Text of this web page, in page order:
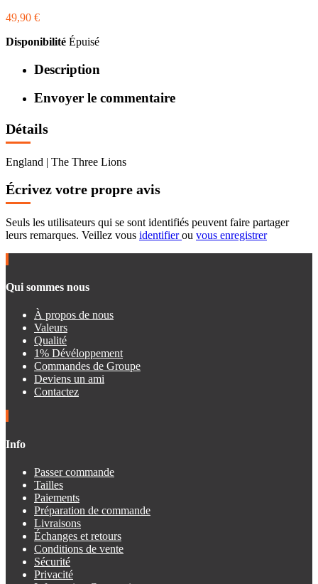
49,90 €
Disponibilité Épuisé
Description
Envoyer le commentaire
Détails
England | The Three Lions
Écrivez votre propre avis
Seuls les utilisateurs qui se sont identifiés peuvent faire partager
leurs remarques. Veillez vous identifierou vous enregistrer
Qui sommes nous
À propos de nous
Valeurs
Qualité
1% Dévéloppement
Commandes de Groupe
Deviens un ami
Contactez
Info
Passer commande
Tailles
Paiements
Préparation de commande
Livraisons
Échanges et retours
Conditions de vente
Sécurité
Privacité